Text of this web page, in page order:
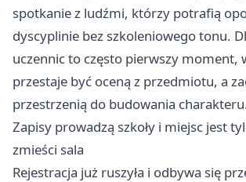
spotkanie z ludźmi, którzy potrafią
dyscyplinie bez szkoleniowego tonu.
uczennic to często pierwszy
przestaje być oceną z przedmiotu, a
przestrzenią do budowania
Zapisy prowadzą szkoły i miejsc jest
zmieści sala
Rejestracja już ruszyła i odbywa się